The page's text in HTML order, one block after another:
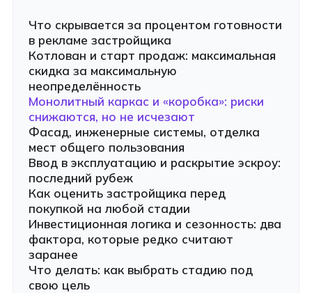
Что скрывается за процентом готовности
в рекламе застройщика
Котлован и старт продаж: максимальная
скидка за максимальную
неопределённость
Монолитный каркас и «коробка»: риски
снижаются, но не исчезают
Фасад, инженерные системы, отделка
мест общего пользования
Ввод в эксплуатацию и раскрытие эскроу:
последний рубеж
Как оценить застройщика перед
покупкой на любой стадии
Инвестиционная логика и сезонность: два
фактора, которые редко считают
заранее
Что делать: как выбрать стадию под
свою цель